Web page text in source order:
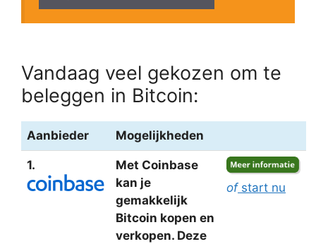
Vandaag veel gekozen om te
beleggen in Bitcoin:
Aanbieder Mogelijkheden
1.
Met Coinbase
kan je
gemakkelijk
Bitcoin kopen en
verkopen. Deze
ofstart nu